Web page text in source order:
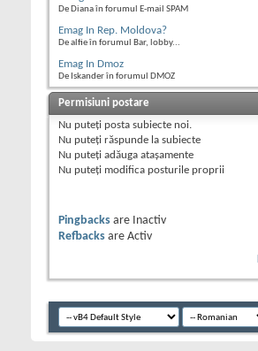
De Diana în forumul E-mail SPAM
Emag In Rep. Moldova?
De alfie în forumul Bar, lobby...
Emag In Dmoz
De Iskander în forumul DMOZ
Permisiuni postare
Nu puteţi posta subiecte noi.
Nu puteţi răspunde la subiecte
Nu puteţi adăuga ataşamente
Nu puteţi modifica posturile proprii
Pingbacks are
Inactiv
Refbacks are Activ